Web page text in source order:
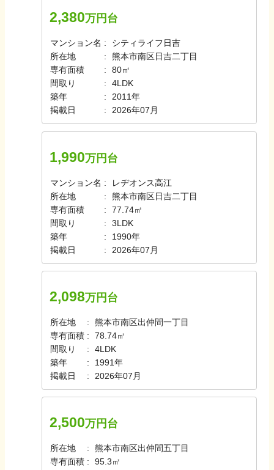
2,380万円台
マンション名
シティライフ日吉
所在地
熊本市南区日吉二丁目
専有面積
80㎡
間取り
4LDK
築年
2011年
掲載日
2026年07月
1,990万円台
マンション名
レヂオンス高江
所在地
熊本市南区日吉二丁目
専有面積
77.74㎡
間取り
3LDK
築年
1990年
掲載日
2026年07月
2,098万円台
所在地
熊本市南区出仲間一丁目
専有面積
78.74㎡
間取り
4LDK
築年
1991年
掲載日
2026年07月
2,500万円台
所在地
熊本市南区出仲間五丁目
専有面積
95.3㎡